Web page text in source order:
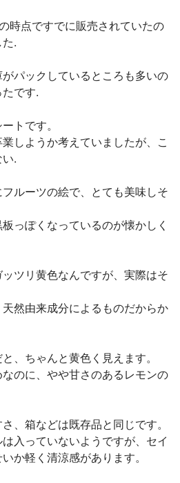
時点ですでに販売されていたの
.
パックしているところも多いの
です.
トです。
しようか考えていましたが、こ
.
ルーツの絵で、とても美味しそ
っぽくなっているのが懐かしく
ツリ黄色なんですが、実際はそ
然由来成分によるものだからか
、ちゃんと黄色く見えます。
のに、やや甘さのあるレモンの
、箱などは既存品と同じです。
入っていないようですが、セイ
か軽く清涼感があります。